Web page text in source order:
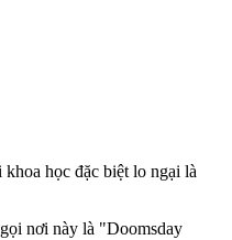
học đặc biệt lo ngại là
nơi này là "Doomsday